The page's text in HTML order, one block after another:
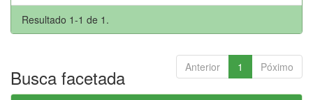
Resultado 1-1 de 1.
Anterior 1 Póximo
Busca facetada